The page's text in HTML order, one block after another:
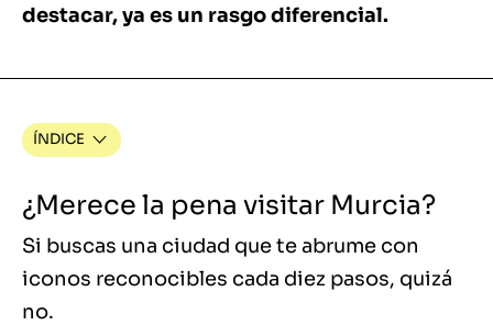
destacar, ya es un rasgo diferencial.
ÍNDICE
¿Merece la pena visitar Murcia?
Si buscas una ciudad que te abrume con
iconos reconocibles cada diez pasos, quizá
no.